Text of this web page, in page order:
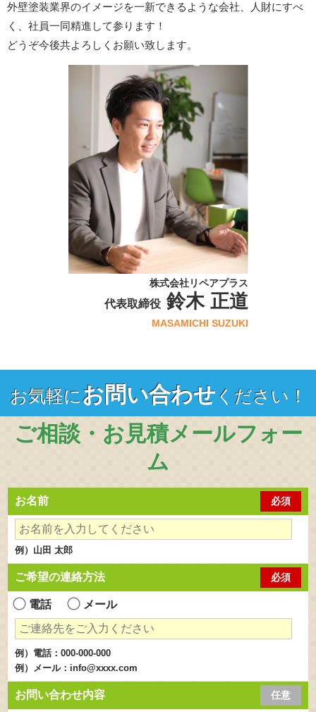
外壁塗装業界のイメージを一新できるような会社、人財にすべ
く、社員一同精進して参ります！
どうぞ今後共よろしくお願い致します。
株式会社リペアプラス
代表取締役鈴木 正道
MASAMICHI SUZUKI
お気軽にお問い合わせ ください！
ご相談・お見積メールフォー
ム
お名前 必須
例）山田 太郎
ご希望の連絡方法 必須
電話 メール
例）電話：000-000-000
例）メール：info@xxxx.com
お問い合わせ内容 任意